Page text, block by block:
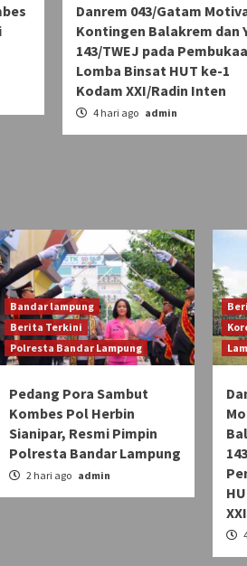
Danrem 043/Gatam
Kontingen Balakrem dan
143/TWEJ pada
Lomba Binsat HUT ke-1
Kodam XXI/Radin Inten
4 hari ago admin
Bandar lampung
Berita Terkini
Polresta Bandar Lampung
Pedang Pora Sambut
Kombes Pol Herbin
Sianipar, Resmi Pimpin
Polresta Bandar Lampung
2 hari ago admin